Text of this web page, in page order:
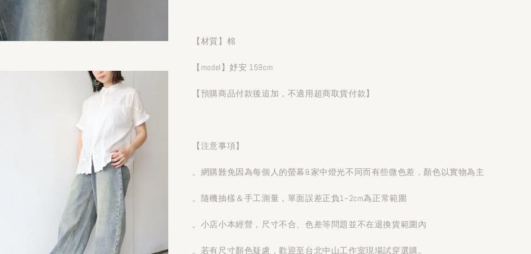
【材質】棉
【model】妤安 159cm
【預購商品付款後追加，不適用超商取貨付款】
【注意事項】
。網購難免因為每個人的螢幕&家中燈光不同而有些微色差，顏色以實物為主
。隨機抽樣＆手工測量，單面誤差正負1~2cm為正常範圍
。小店小本經營，尺寸不合、色差等問題並不在退換貨範圍內
。若有尺寸顏色疑慮，歡迎至台北中山工作室現場試穿選購。